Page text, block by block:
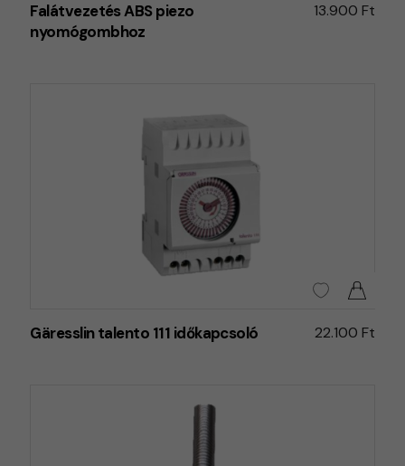
Falátvezetés ABS piezo
nyomógombhoz
13.900 Ft
Gäresslin talento 111 időkapcsoló 22.100 Ft